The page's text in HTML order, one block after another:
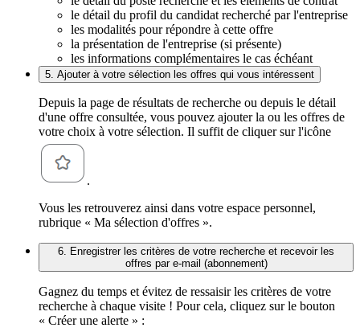
le détail du profil du candidat recherché par l'entreprise
les modalités pour répondre à cette offre
la présentation de l'entreprise (si présente)
les informations complémentaires le cas échéant
5. Ajouter à votre sélection les offres qui vous intéressent
Depuis la page de résultats de recherche ou depuis le détail
d'une offre consultée, vous pouvez ajouter la ou les offres de
votre choix à votre sélection. Il suffit de cliquer sur l'icône
.
Vous les retrouverez ainsi dans votre espace personnel,
rubrique « Ma sélection d'offres ».
6. Enregistrer les critères de votre recherche et recevoir les
offres par e-mail (abonnement)
Gagnez du temps et évitez de ressaisir les critères de votre
recherche à chaque visite ! Pour cela, cliquez sur le bouton
« Créer une alerte » :